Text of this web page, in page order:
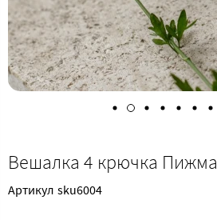
Вешалка 4 крючка Пижма
Артикул sku6004